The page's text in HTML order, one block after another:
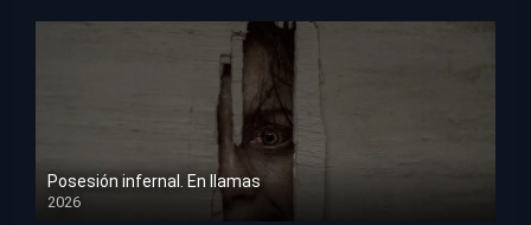
Posesión infernal. En llamas
2026
HD 1080p